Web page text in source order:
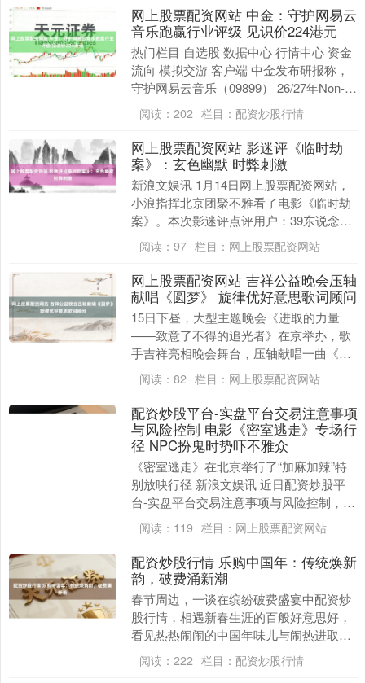
网上股票配资网站 中金：守护网易云
音乐跑赢行业评级 见识价224港元
热门栏目 自选股 数据中心 行情中心 资金
流向 模拟交游 客户端 中金发布研报称，
守护网易云音乐（09899） 26/27年Non-
IFRS净利润预测。现价对应....
阅读： 202 栏目： 配资炒股行情
网上股票配资网站 影迷评《临时劫
案》：玄色幽默 时弊刺激
新浪文娱讯 1月14日网上股票配资网站，
小浪指挥北京团聚不雅看了电影《临时劫
案》。本次影迷评点评用户：39东说念
主；打分用户38东说念主；综合评分：9.5
分。无....
阅读： 97 栏目： 网上股票配资网站
网上股票配资网站 吉祥公益晚会压轴
献唱《圆梦》 旋律优好意思歌词顾问
15日下昼，大型主题晚会《进取的力量
——致意了不得的追光者》在京举办，歌
手吉祥亮相晚会舞台，压轴献唱一曲《圆
梦》。 本日，平何在晚会压轴篇章“报国
兴农·振兴进取....
阅读： 82 栏目： 网上股票配资网站
配资炒股平台-实盘平台交易注意事项
与风险控制 电影《密室逃走》专场行
径 NPC扮鬼时势吓不雅众
《密室逃走》在北京举行了“加麻加辣”特
别放映行径 新浪文娱讯 近日配资炒股平
台-实盘平台交易注意事项与风险控制，电
影《密室逃走》在北京举行了“加麻加
辣”特别放映....
阅读： 119 栏目： 网上股票配资网站
配资炒股行情 乐购中国年：传统焕新
韵，破费涌新潮
春节周边，一谈在缤纷破费盛宴中配资炒
股行情，相遇新春生涯的百般好意思好，
看见热热闹闹的中国年味儿与闹热进取的
破费活力。 福建南靖：兰花热销迎新春 春
节周边，福建....
阅读： 222 栏目： 配资炒股行情